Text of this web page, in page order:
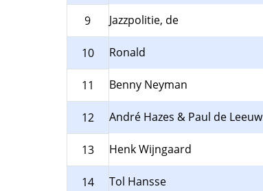
9 Jazzpolitie, de
10 Ronald
11 Benny Neyman
12 André Hazes & Paul de Leeuw
13 Henk Wijngaard
14 Tol Hansse